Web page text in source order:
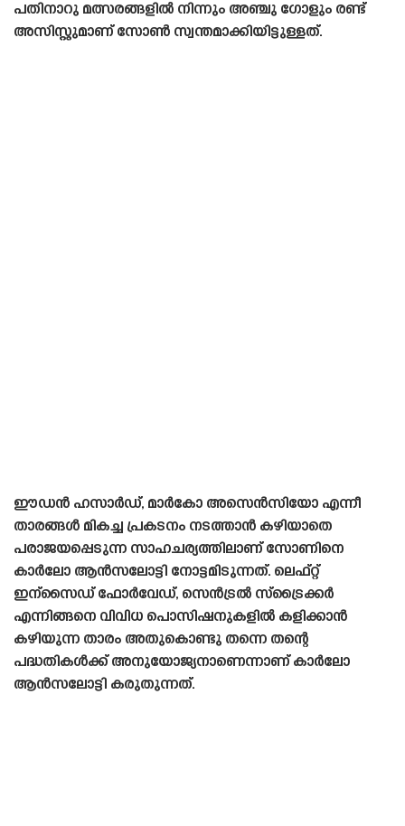
പതിനാറു മത്സരങ്ങളിൽ നിന്നും അഞ്ചു ഗോളും രണ്ട്
അസിസ്റ്റുമാണ് സോൺ സ്വന്തമാക്കിയിട്ടുള്ളത്.
ഈഡൻ ഹസാർഡ്, മാർകോ അസെൻസിയോ എന്നീ
താരങ്ങൾ മികച്ച പ്രകടനം നടത്താൻ കഴിയാതെ
പരാജയപ്പെടുന്ന സാഹചര്യത്തിലാണ് സോണിനെ
കാർലോ ആൻസലോട്ടി നോട്ടമിടുന്നത്. ലെഫ്റ്റ്
ഇന്സൈഡ് ഫോർവേഡ്, സെൻട്രൽ സ്‌ട്രൈക്കർ
എന്നിങ്ങനെ വിവിധ പൊസിഷനുകളിൽ കളിക്കാൻ
കഴിയുന്ന താരം അതുകൊണ്ടു തന്നെ തന്റെ
പദ്ധതികൾക്ക് അനുയോജ്യനാണെന്നാണ് കാർലോ
ആൻസലോട്ടി കരുതുന്നത്.